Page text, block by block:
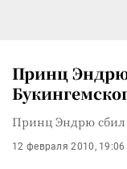
Принц Эндрю
Принц Эндрю сбил
12 февраля 2010, 19:06